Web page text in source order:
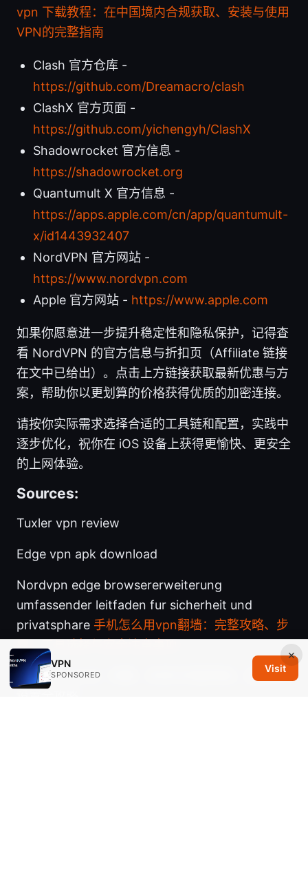
vpn 下载教程：在中国境内合规获取、安装与使用
VPN的完整指南
Clash 官方仓库 -
https://github.com/Dreamacro/clash
ClashX 官方页面 -
https://github.com/yichengyh/ClashX
Shadowrocket 官方信息 -
https://shadowrocket.org
Quantumult X 官方信息 -
https://apps.apple.com/cn/app/quantumult-
x/id1443932407
NordVPN 官方网站 -
https://www.nordvpn.com
Apple 官方网站 - https://www.apple.com
如果你愿意进一步提升稳定性和隐私保护，记得查
看 NordVPN 的官方信息与折扣页（Affiliate 链接
在文中已给出）。点击上方链接获取最新优惠与方
案，帮助你以更划算的价格获得优质的加密连接。
请按你实际需求选择合适的工具链和配置，实践中
逐步优化，祝你在 iOS 设备上获得更愉快、更安全
的上网体验。
Sources:
Tuxler vpn review
Edge vpn apk download
Nordvpn edge browsererweiterung
umfassender leitfaden fur sicherheit und
privatsphare 手机怎么用vpn翻墙：完整攻略、步
骤、工具选择与安全注意事项
Net vpn+mod：详解、实现与风險导航、选购与
×
VPN
SPONSORED
Visit